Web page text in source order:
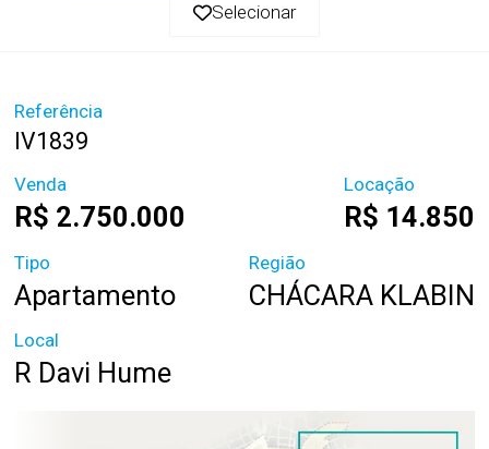
Selecionar
Referência
IV1839
Venda
R$ 2.750.000
Locação
R$ 14.850
Tipo
Apartamento
Região
CHÁCARA KLABIN
Local
R Davi Hume